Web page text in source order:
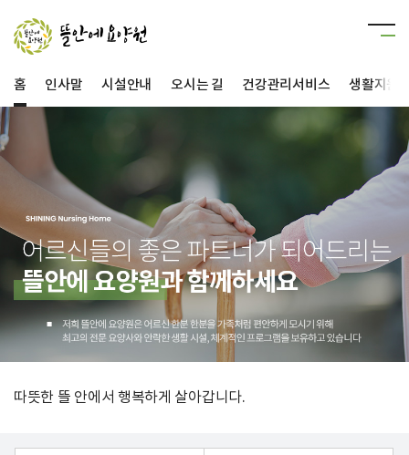
홈 인사말 시설안내 오시는 길 건강관리서비스 생활지원
따뜻한 뜰 안에서 행복하게 살아갑니다.